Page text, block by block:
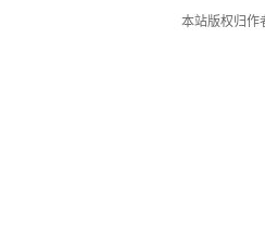
本站版权归作